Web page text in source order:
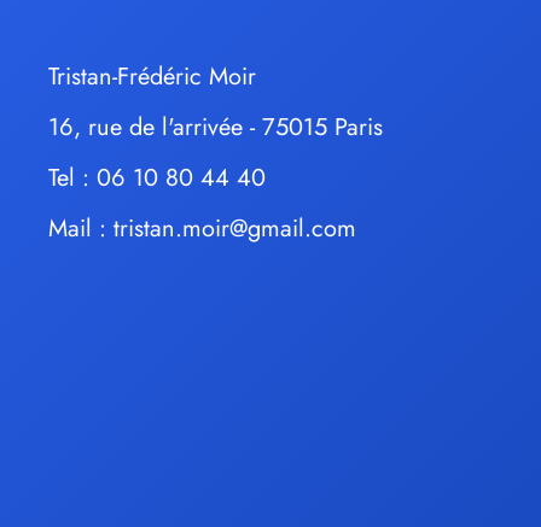
Tristan-Frédéric Moir
16, rue de l'arrivée - 75015 Paris
Tel : 06 10 80 44 40
Mail : tristan.moir@gmail.com